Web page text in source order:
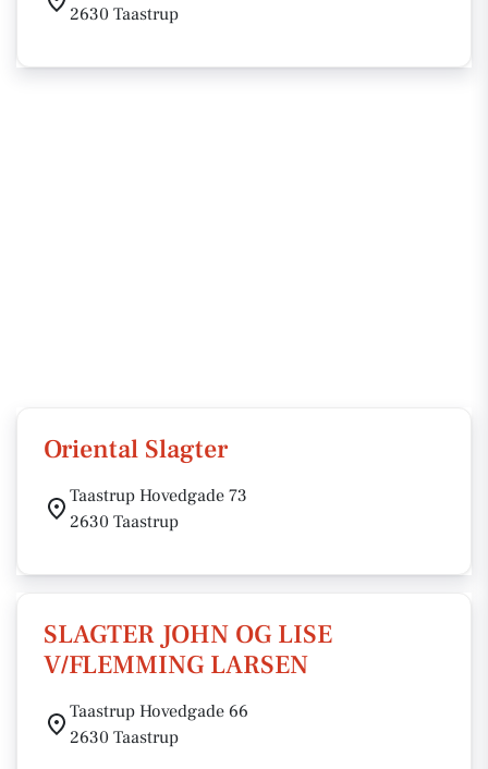
2630 Taastrup
Oriental Slagter
Taastrup Hovedgade 73
2630 Taastrup
SLAGTER JOHN OG LISE
V/FLEMMING LARSEN
Taastrup Hovedgade 66
2630 Taastrup